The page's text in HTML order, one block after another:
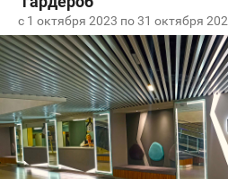
c 1 октября 2023 по 31 октября